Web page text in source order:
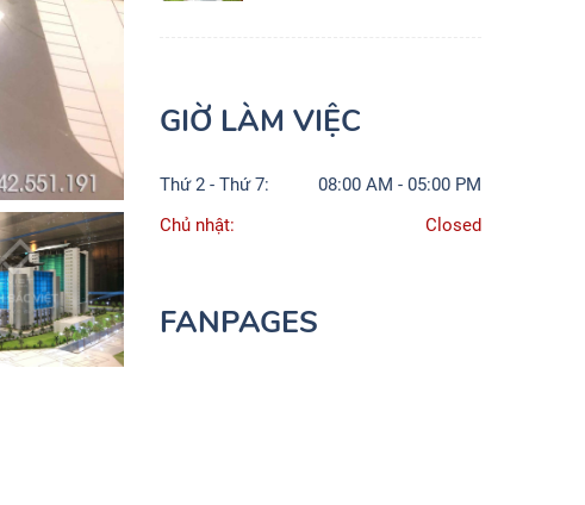
GIỜ LÀM VIỆC
Thứ 2 - Thứ 7:
08:00 AM - 05:00 PM
Chủ nhật:
Closed
FANPAGES